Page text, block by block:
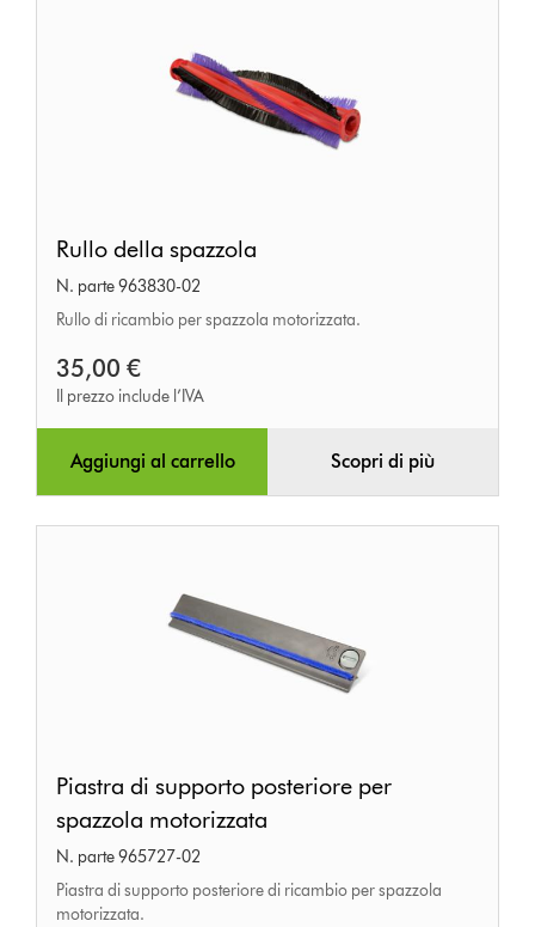
della
spazzola
Rullo della spazzola
N. parte 963830-02
Rullo di ricambio per spazzola motorizzata.
35,00 €
Il prezzo include l’IVA
Aggiungi al carrello Scopri di più
di
supporto
posteriore
per
Piastra di supporto posteriore per
spazzola motorizzata
N. parte 965727-02
Piastra di supporto posteriore di ricambio per spazzola
motorizzata.